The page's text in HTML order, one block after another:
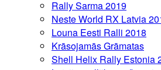
Rally Sarma 2019
Neste World RX Latvia
Louna Eesti Ralli 2018
Krāsojamās Grāmatas
Shell Helix Rally Estonia